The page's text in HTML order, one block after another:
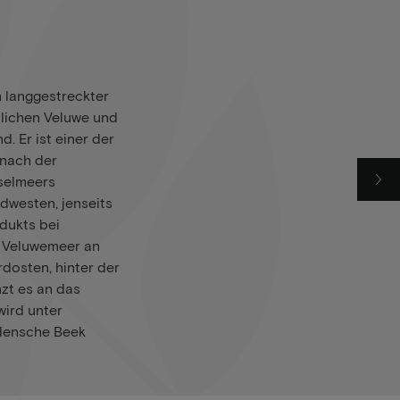
langgestreckter
Veluwe und
Er ist einer der
der
jenseits
bei
an
hinter der
es an das
unter
Beek